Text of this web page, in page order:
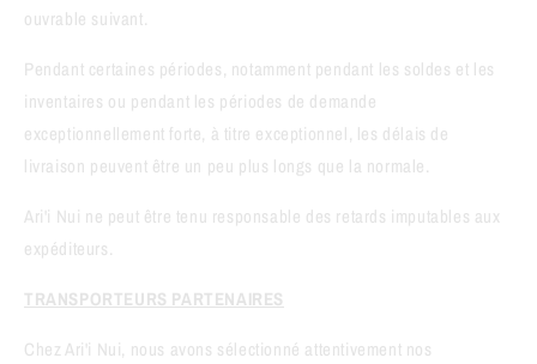
ouvrable suivant.
Pendant certaines périodes, notamment pendant les soldes et les
inventaires ou pendant les périodes de demande
exceptionnellement forte, à titre exceptionnel, les délais de
livraison peuvent être un peu plus longs que la normale.
Ari'i Nui ne peut être tenu responsable des retards imputables aux
expéditeurs.
TRANSPORTEURS PARTENAIRES
Chez Ari'i Nui, nous avons sélectionné attentivement nos